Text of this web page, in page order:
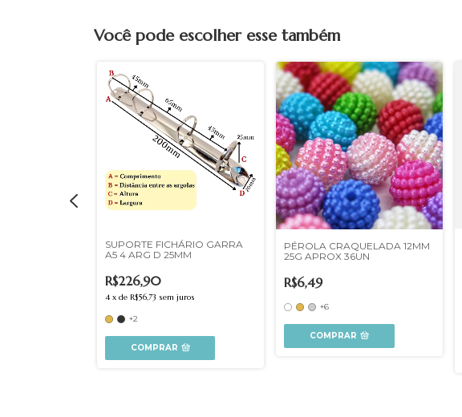
Você pode escolher esse também
SUPORTE FICHÁRIO GARRA
A5 4 ARG D 25MM
R$226,90
4 x de R$56,73 sem juros
+2
COMPRAR
PÉROLA CRAQUELADA 12MM
25G APROX 36UN
R$6,49
+6
COMPRAR